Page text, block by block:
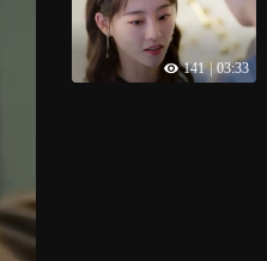
141 | 03:33